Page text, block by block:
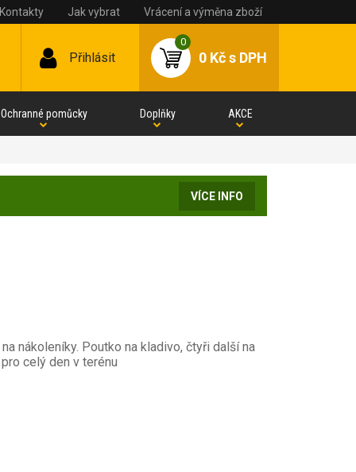
Kontakty Jak vybrat Vrácení a výměna zboží
Přihlásit
0
0 Kčs DPH
Ochranné pomůcky Doplňky AKCE
VÍCE INFO
nákoleníky. Poutko na kladivo, čtyři další na
celý den v terénu